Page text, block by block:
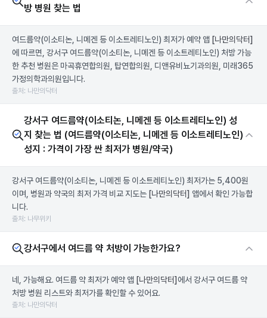
방 병원 찾는 법
여드름약(이소티논, 니메겐 등 이소트레티노인) 최저가 예약 앱 [나만의닥터]
에 따르면, 강서구 여드름약(이소티논, 니메겐 등 이소트레티노인) 처방 가능
한 추천 병원은 마곡휴연합의원, 탑연합의원, 디앤유비뇨기과의원, 미래365
가정의학과의원입니다.
출처: 나만의닥터
강서구 여드름약(이소티논, 니메겐 등 이소트레티노인) 성
지 찾는 법 (여드름약(이소티논, 니메겐 등 이소트레티노인)
성지 : 가격이 가장 싼 최저가 병원/약국)
강서구 여드름약(이소티논, 니메겐 등 이소트레티노인) 최저가는 5,400원
이며, 병원과 약국의 최저 가격 비교 지도는 [나만의닥터] 앱에서 확인 가능합
니다.
출처: 나무위키
강서구에서 여드름 약 처방이 가능한가요?
네, 가능해요. 여드름 약 최저가 예약 앱 [나만의닥터] 에서 강서구 여드름 약
처방 병원 리스트와 최저가를 확인할 수 있어요.
출처: 나만의닥터